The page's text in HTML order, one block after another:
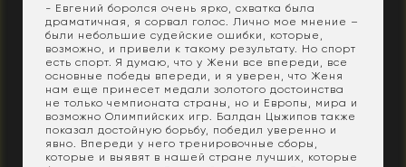
- Евгений боролся очень ярко, схватка была
драматичная, я сорвал голос. Лично мое мнение –
были небольшие судейские ошибки, которые,
возможно, и привели к такому результату. Но спорт
есть спорт. Я думаю, что у Жени все впереди, все
основные победы впереди, и я уверен, что Женя
нам еще принесет медали золотого достоинства
не только чемпионата страны, но и Европы, мира и
возможно Олимпийских игр. Балдан Цыжипов также
показал достойную борьбу, победил уверенно и
явно. Впереди у него тренировочные сборы,
которые и выявят в нашей стране лучших, которые